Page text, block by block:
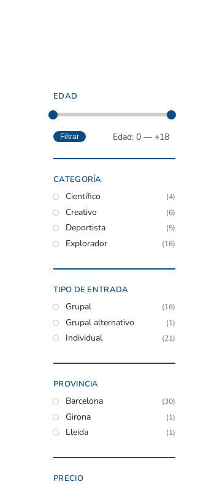
EDAD
Filtrar Edad: 0 — +18
CATEGORÍA
Científico (4)
Creativo (6)
Deportista (5)
Explorador (16)
TIPO DE ENTRADA
Grupal (16)
Grupal alternativo (1)
Individual (21)
PROVINCIA
Barcelona (30)
Girona (1)
Lleida (1)
PRECIO